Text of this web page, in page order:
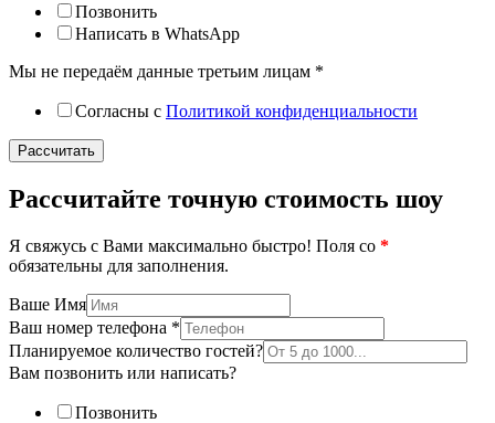
Позвонить
Написать в WhatsApp
Мы не передаём данные третьим лицам *
Согласны с Политикой конфиденциальности
Рассчитать
Рассчитайте точную стоимость шоу
Я свяжусь с Вами максимально быстро! Поля со *
обязательны для заполнения.
Ваше Имя
Ваш номер телефона *
Планируемое количество гостей?
Вам позвонить или написать?
Позвонить